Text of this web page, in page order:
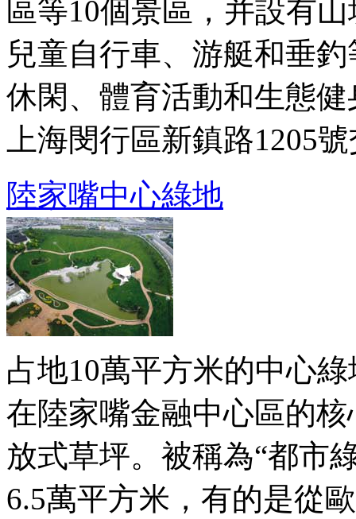
區等10個景區，并設有
兒童自行車、游艇和垂
休閑、體育活動和生態
上海閔行區新鎮路1205
陸家嘴中心綠地
占地10萬平方米的中心
在陸家嘴金融中心區的
放式草坪。被稱為“都市
6.5萬平方米，有的是從